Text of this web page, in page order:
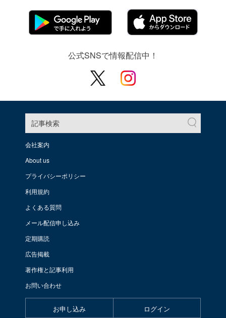
公式SNSで情報配信中！
記事検索
会社案内
About us
プライバシーポリシー
利用規約
よくある質問
メール配信申し込み
定期購読
広告掲載
著作権と記事利用
お問い合わせ
お申し込み ログイン